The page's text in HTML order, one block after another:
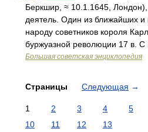
Беркшир, ≈ 10.1.1645, Лондон),
деятель. Один из ближайших и
народу советников короля
буржуазной революции 17 в. С
Большая советская энциклопедия
Страницы Следующая →
1 2 3 4 5
10
11 12 13